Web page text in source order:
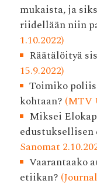
mukaista, ja
riidellään niin
1.10.2022)
Räätälöityä
15.9.2022)
Toimiko
kohtaan? (MTV
Miksei
Sanomat
Vaarantaako
etiikan?